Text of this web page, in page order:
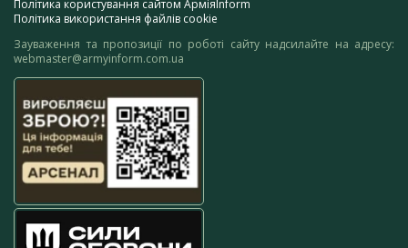
Політика користування сайтом АрміяInform
Політика використання файлів cookie
Зауваження та пропозиції по роботі сайту надсилайте на адресу:
webmaster@armyinform.com.ua